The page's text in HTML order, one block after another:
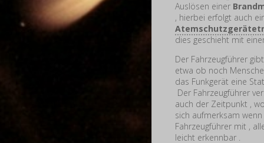
Auslösen einer
, hierbei erfolgt auch
dies geschieht mit
Der Fahrzeugführer
etwa ob noch
das Funkgerät eine
Der Fahrzeugführer
auch der Zeitpunkt ,
sich aufmerksam
Fahrzeugführer mit ,
leicht erkennbar .